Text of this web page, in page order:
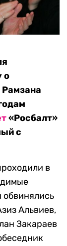
о
Рамзана
«Росбалт»
с
в
Альвиев,
Закараев